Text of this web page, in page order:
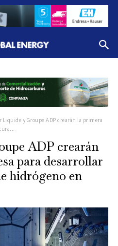
Liquide y Groupe ADP crearán la primera
ADP crearán
para desarrollar
hidrógeno en